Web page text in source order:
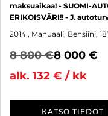
maksuaikaa! - SUOMI-
ERIKOISVÄRI!! - J.
2014 , Manuaali, Bensiini,
8 800 €8 000 €
alk. 132 € / kk
KATSO TIEDOT